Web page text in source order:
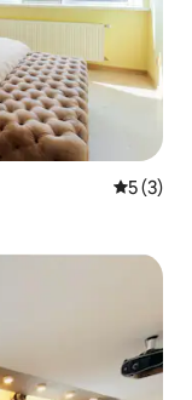
5 (3)